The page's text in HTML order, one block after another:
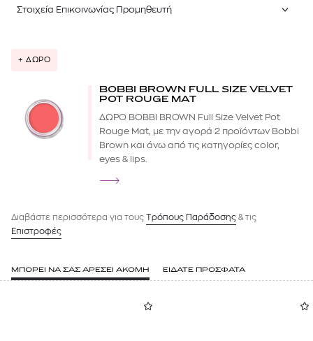
Στοιχεία Επικοινωνίας Προμηθευτή
+ ΔΩΡΟ
BOBBI BROWN FULL SIZE VELVET
POT ROUGE MAT
ΔΩΡΟ BOBBI BROWN Full Size Velvet Pot
Rouge Mat, με την αγορά 2 προϊόντων Bobbi
Brown και άνω από τις κατηγορίες color,
eyes & lips.
Διαβάστε περισσότερα για τους Tρόπους Παράδοσης & τις
Επιστροφές
ΜΠΟΡΕΙ ΝΑ ΣΑΣ ΑΡΕΣΕΙ ΑΚΟΜΗ ΕΙΔΑΤΕ ΠΡΟΣΦΑΤΑ